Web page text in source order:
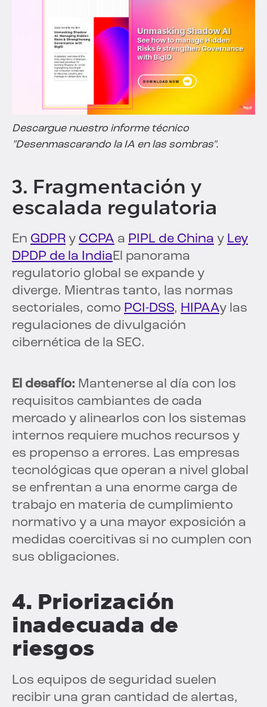
Descargue nuestro informe técnico
"Desenmascarando la IA en las sombras".
3. Fragmentación y
escalada regulatoria
En GDPR y CCPA a PIPL de China y Ley
DPDP de la IndiaEl panorama
regulatorio global se expande y
diverge. Mientras tanto, las normas
sectoriales, como PCI-DSS, HIPAAy las
regulaciones de divulgación
cibernética de la SEC.
El desafío: Mantenerse al día con los
requisitos cambiantes de cada
mercado y alinearlos con los sistemas
internos requiere muchos recursos y
es propenso a errores. Las empresas
tecnológicas que operan a nivel global
se enfrentan a una enorme carga de
trabajo en materia de cumplimiento
normativo y a una mayor exposición a
medidas coercitivas si no cumplen con
sus obligaciones.
4. Priorización
inadecuada de
riesgos
Los equipos de seguridad suelen
recibir una gran cantidad de alertas,